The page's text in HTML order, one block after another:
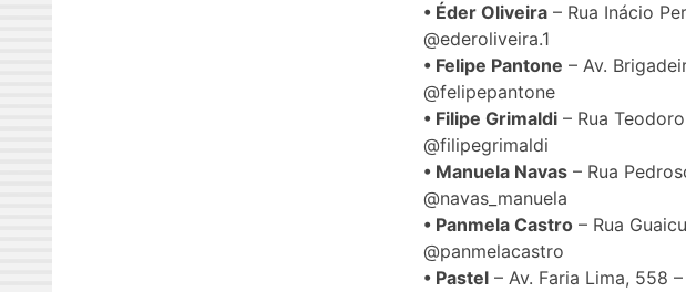
• Éder Oliveira – Rua Inácio
@ederoliveira.1
• Felipe Pantone – Av.
@felipepantone
• Filipe Grimaldi – Rua
@filipegrimaldi
• Manuela Navas – Rua
@navas_manuela
• Panmela Castro – Rua
@panmelacastro
• Pastel – Av. Faria Lima, 558